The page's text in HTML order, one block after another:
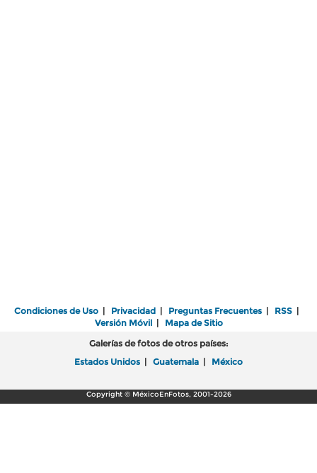
Condiciones de Uso | Privacidad | Preguntas Frecuentes | RSS |
Versión Móvil| Mapa de Sitio
Galerías de fotos de otros países:
Estados Unidos | Guatemala | México
Copyright © MéxicoEnFotos, 2001-2026